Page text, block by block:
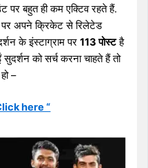
पर बहुत ही कम एक्टिव रहते हैं.
पर अपने क्रिकेट से रिलेटेड
के इंस्टाग्राम पर113 पोस्टहै
को सर्च करना चाहते हैं तो
–
here “